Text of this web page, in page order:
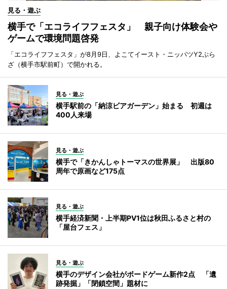
見る・遊ぶ
横手で「エコライフフェスタ」 親子向け体験会や
ゲームで環境問題啓発
「エコライフフェスタ」が8月9日、よこてイースト・ニッパツY2ぷら
ざ（横手市駅前町）で開かれる。
見る・遊ぶ
横手駅前の「納涼ビアガーデン」始まる 初週は
400人来場
見る・遊ぶ
横手で「きかんしゃトーマスの世界展」 出版80
周年で原画など175点
見る・遊ぶ
横手経済新聞・上半期PV1位は秋田ふるさと村の
「屋台フェス」
見る・遊ぶ
横手のデザイン会社がボードゲーム新作2点 「遺
跡発掘」「閉鎖空間」題材に